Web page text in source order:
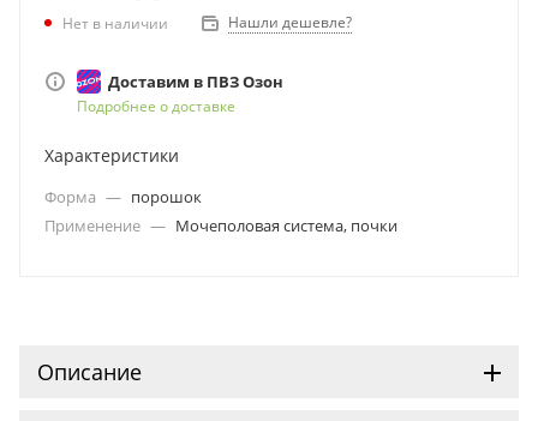
препаратом, для терапии мочекаменной болезни - для
предупреждения образования новых, для выведения
микролитов и предотвращения почечной колики, а также
мочевых путей.
Нет в наличии Нашли дешевле?
Доставим в ПВЗ Озон
Подробнее о доставке
Характеристики
Форма — порошок
Применение — Мочеполовая система, почки
Описание